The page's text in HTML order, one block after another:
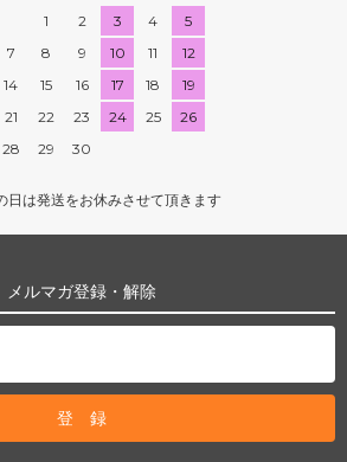
1
2 3 4
5
7 8 9 10 11
12
14 15 16 17 18
19
21 22 23 24 25
26
28 29 30
日は発送をお休みさせて頂きます
メルマガ登録・解除